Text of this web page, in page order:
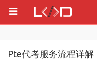
Pte代考服务流程详